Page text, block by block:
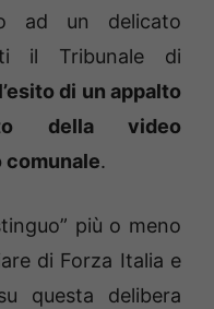
ad un delicato
il Tribunale di
di un appalto
della video
.
più o meno
di Forza Italia e
questa delibera